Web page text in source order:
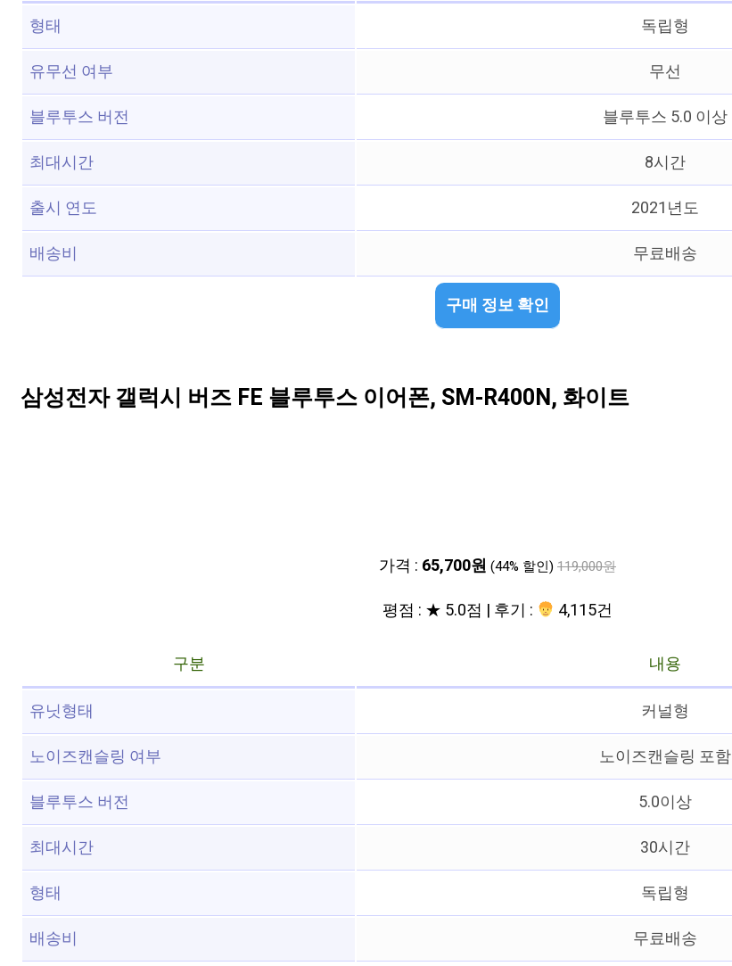
형태
독립형
유무선 여부
무선
블루투스 버전
블루투스 5.0 이상
최대시간
8시간
출시 연도
2021년도
배송비
무료배송
구매 정보 확인
삼성전자 갤럭시 버즈 FE 블루투스 이어폰, SM-R400N, 화이트
가격 : 65,700원 (44% 할인) 119,000원
평점 : ★ 5.0점 | 후기 : 4,115건
구분
내용
유닛형태
커널형
노이즈캔슬링 여부
노이즈캔슬링 포함
블루투스 버전
5.0이상
최대시간
30시간
형태
독립형
배송비
무료배송